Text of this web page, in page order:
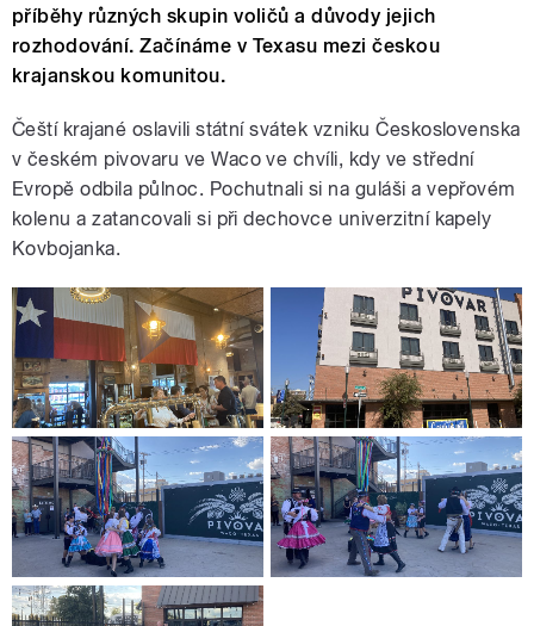
příběhy různých skupin voličů a důvody jejich
rozhodování. Začínáme v Texasu mezi českou
krajanskou komunitou.
Čeští krajané oslavili státní svátek vzniku Československa
v českém pivovaru ve Waco ve chvíli, kdy ve střední
Evropě odbila půlnoc. Pochutnali si na guláši a vepřovém
kolenu a zatancovali si při dechovce univerzitní kapely
Kovbojanka.